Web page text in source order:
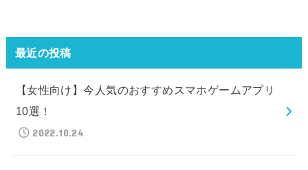
最近の投稿
【女性向け】今人気のおすすめスマホゲームアプリ
10選！
2022.10.24